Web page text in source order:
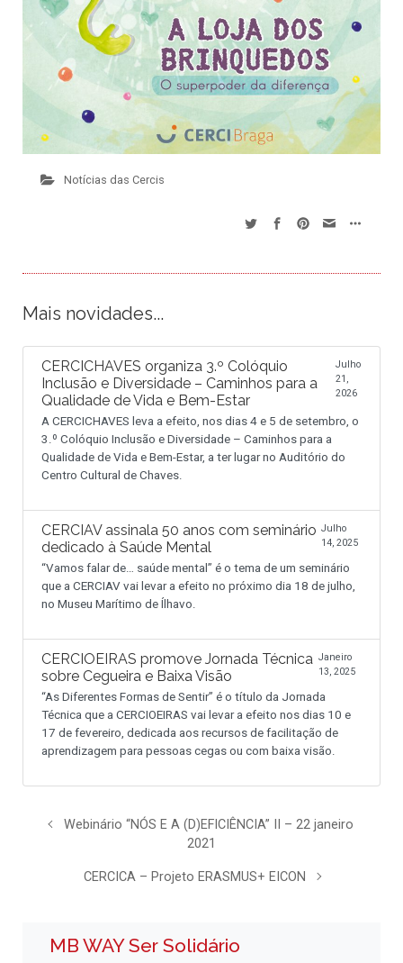
Notícias das Cercis
Mais novidades...
CERCICHAVES organiza 3.º Colóquio
Inclusão e Diversidade – Caminhos para a
Qualidade de Vida e Bem-Estar
Julho
21,
2026
A CERCICHAVES leva a efeito, nos dias 4 e 5 de setembro, o
3.º Colóquio Inclusão e Diversidade – Caminhos para a
Qualidade de Vida e Bem-Estar, a ter lugar no Auditório do
Centro Cultural de Chaves.
CERCIAV assinala 50 anos com seminário
dedicado à Saúde Mental
Julho
14, 2025
“Vamos falar de… saúde mental” é o tema de um seminário
que a CERCIAV vai levar a efeito no próximo dia 18 de julho,
no Museu Marítimo de Ílhavo.
CERCIOEIRAS promove Jornada Técnica
sobre Cegueira e Baixa Visão
Janeiro
13, 2025
“As Diferentes Formas de Sentir” é o título da Jornada
Técnica que a CERCIOEIRAS vai levar a efeito nos dias 10 e
17 de fevereiro, dedicada aos recursos de facilitação de
aprendizagem para pessoas cegas ou com baixa visão.
Webinário “NÓS E A (D)EFICIÊNCIA” II – 22 janeiro
2021
CERCICA – Projeto ERASMUS+ EICON
MB WAY Ser Solidário